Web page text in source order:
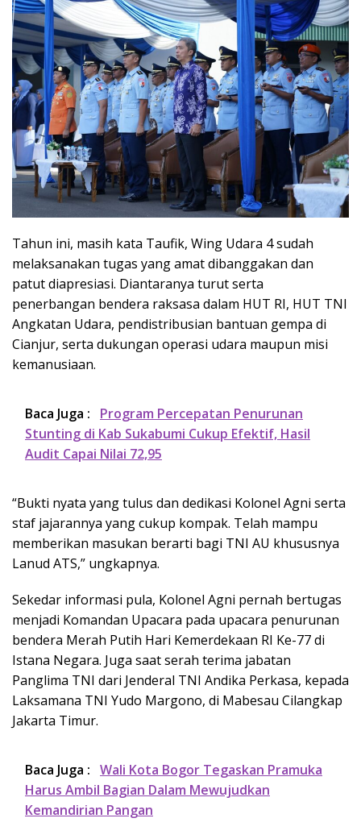
Tahun ini, masih kata Taufik, Wing Udara 4 sudah
melaksanakan tugas yang amat dibanggakan dan
patut diapresiasi. Diantaranya turut serta
penerbangan bendera raksasa dalam HUT RI, HUT TNI
Angkatan Udara, pendistribusian bantuan gempa di
Cianjur, serta dukungan operasi udara maupun misi
kemanusiaan.
Baca Juga :
Program Percepatan Penurunan
Stunting di Kab Sukabumi Cukup Efektif, Hasil
Audit Capai Nilai 72,95
“Bukti nyata yang tulus dan dedikasi Kolonel Agni serta
staf jajarannya yang cukup kompak. Telah mampu
memberikan masukan berarti bagi TNI AU khususnya
Lanud ATS,” ungkapnya.
Sekedar informasi pula, Kolonel Agni pernah bertugas
menjadi Komandan Upacara pada upacara penurunan
bendera Merah Putih Hari Kemerdekaan RI Ke-77 di
Istana Negara. Juga saat serah terima jabatan
Panglima TNI dari Jenderal TNI Andika Perkasa, kepada
Laksamana TNI Yudo Margono, di Mabesau Cilangkap
Jakarta Timur.
Baca Juga : Wali Kota Bogor Tegaskan Pramuka
Harus Ambil Bagian Dalam Mewujudkan
Kemandirian Pangan